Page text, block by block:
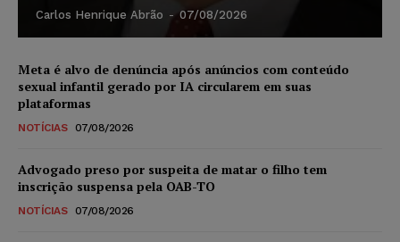
Carlos Henrique Abrão - 07/08/2026
Meta é alvo de denúncia após anúncios com conteúdo
sexual infantil gerado por IA circularem em suas
plataformas
NOTÍCIAS 07/08/2026
Advogado preso por suspeita de matar o filho tem
inscrição suspensa pela OAB-TO
NOTÍCIAS 07/08/2026